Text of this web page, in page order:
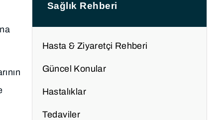
Sağlık Rehberi
Hasta & Ziyaretçi Rehberi
Güncel Konular
Hastalıklar
Tedaviler